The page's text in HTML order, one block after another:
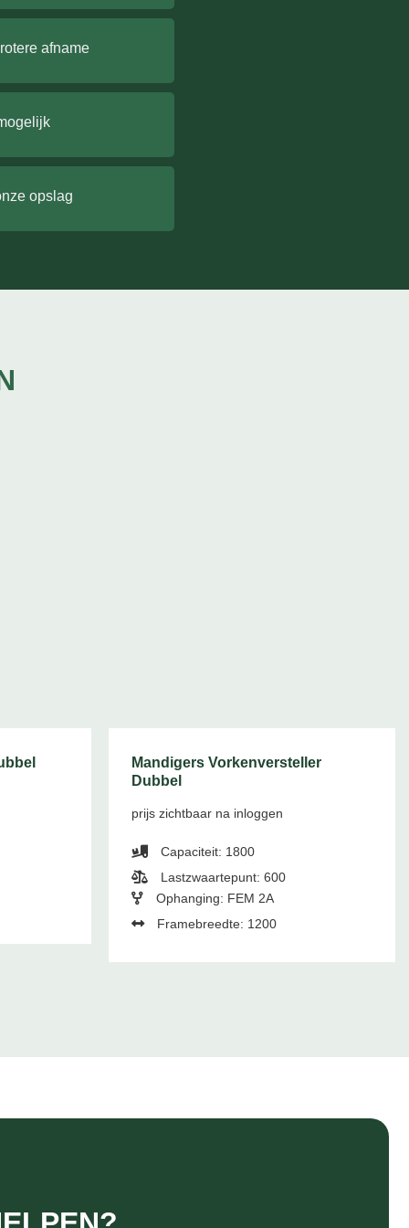
afname
opslag
Mandigers Vorkenversteller
Dubbel
prijs zichtbaar na inloggen
Capaciteit: 1800
Lastzwaartepunt: 600
Ophanging: FEM 2A
Framebreedte: 1200